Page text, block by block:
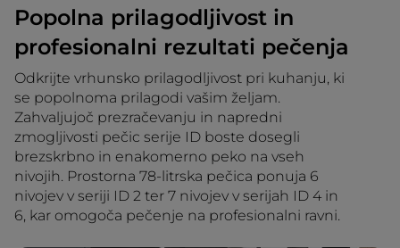
Popolna prilagodljivost in
profesionalni rezultati pečenja
Odkrijte vrhunsko prilagodljivost pri kuhanju, ki
se popolnoma prilagodi vašim željam.
Zahvaljujoč prezračevanju in napredni
zmogljivosti pečic serije ID boste dosegli
brezskrbno in enakomerno peko na vseh
nivojih. Prostorna 78-litrska pečica ponuja 6
nivojev v seriji ID 2 ter 7 nivojev v serijah ID 4 in
6, kar omogoča pečenje na profesionalni ravni.